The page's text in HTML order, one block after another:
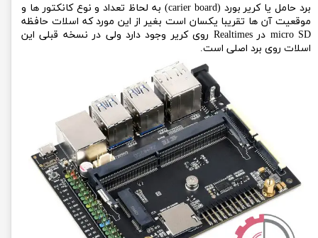
برد حامل یا کریر بورد (carier board) به لحاظ تعداد و نوع کانکتور ها و
موقعیت آن ها تقریبا یکسان است بغیر از این مورد که اسلات حافظه
micro SD در Realtimes روی کریر وجود دارد ولی در نسخه قبلی این
اسلات روی برد اصلی است.